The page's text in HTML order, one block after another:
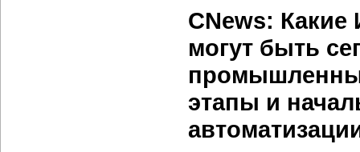
CNews:
могут быть
этапы и